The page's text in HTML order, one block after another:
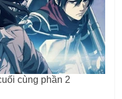
cùng phần 2